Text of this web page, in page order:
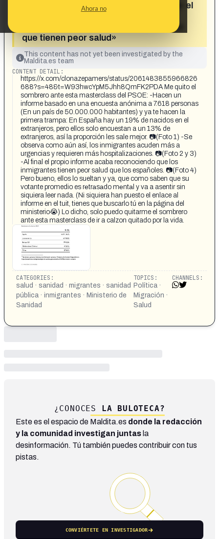
Ahora no
los migrantes en España publicado por el
erróneamente los datos y realmente sí
que tienen peor salud»
This content has not yet been investigated by the
Maldita.es team
CONTENT DETAIL:
https://x.com/clonazepamers/status/2061483855966826
688?s=48&t=W93hwcYpM5Jhh8QmFK2PDA Me quito el
sombrero ante esta masterclass del PSOE: -Hacen un
informe basado en una encuesta anónima a 7.618 personas
(En un país de 50.000.000 habitantes) y ya te hacen la
primera trampa: En España hay un 19% de nacidos en el
extranjeros, pero ellos solo encuestan a un 13% de
extranjeros, así la proporción les sale mejor. 📷(Foto 1) -Se
observa como aún así, los inmigrantes acuden más a
urgencias y requieren más hospitalizaciones. 📷(Foto 2 y 3)
-Al final el propio informe acaba reconociendo que los
inmigrantes tienen peor salud que los españoles. 📷(Foto 4)
Pero bueno, ellos lo sueltan y ya, que como saben que su
votante promedio es rеtrаsаdo mеntаl y va a asentir sin
siquiera leer nada. (Ni siquiera han puesto el enlace al
informe en el tuit, tienes que buscarlo tú en la página del
ministerio😭) Lo dicho, solo puedo quitarme el sombrero
ante esta masterclass de ir a calzon quitado por la vida.
CATEGORIES:
salud · sanidad · migrantes · sanidad
pública · inmigrantes · Ministerio de
Sanidad
TOPICS:
Política ·
Migración ·
Salud
CHANNELS:
¿CONOCES LA BULOTECA?
Este es el espacio de Maldita.es donde la redacción
y la comunidad investigan juntas la
desinformación. Tú también puedes contribuir con tus
pistas.
CONVIÉRTETE EN INVESTIGADOR